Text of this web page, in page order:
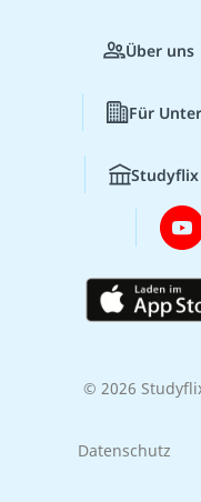
Über uns
Für
Studyflix
© 2026
Datenschutz